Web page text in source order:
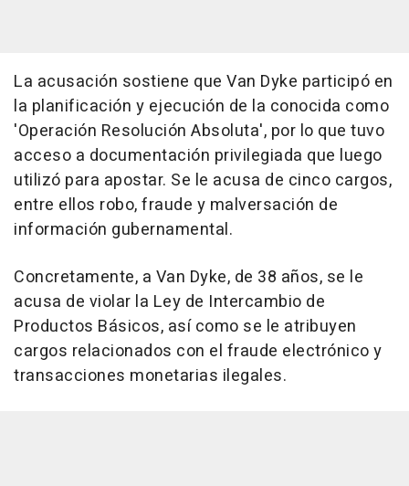
La acusación sostiene que Van Dyke participó en
la planificación y ejecución de la conocida como
'Operación Resolución Absoluta', por lo que tuvo
acceso a documentación privilegiada que luego
utilizó para apostar. Se le acusa de cinco cargos,
entre ellos robo, fraude y malversación de
información gubernamental.
Concretamente, a Van Dyke, de 38 años, se le
acusa de violar la Ley de Intercambio de
Productos Básicos, así como se le atribuyen
cargos relacionados con el fraude electrónico y
transacciones monetarias ilegales.